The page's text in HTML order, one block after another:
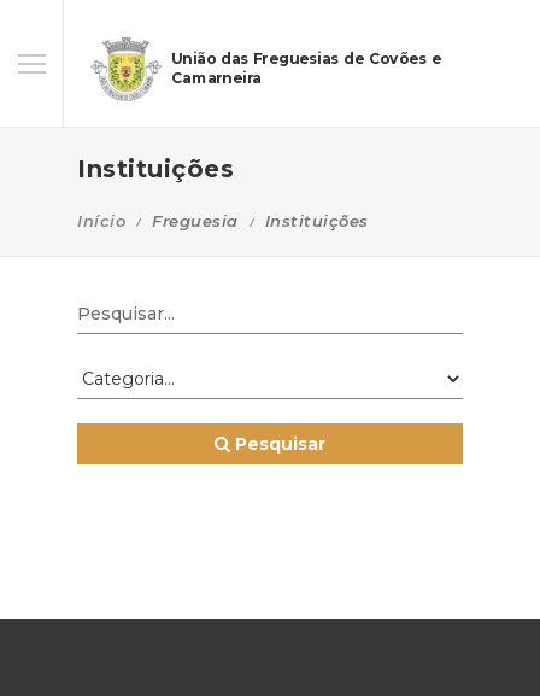
União das Freguesias de Covões e
Camarneira
Instituições
Início Freguesia Instituições
Pesquisar